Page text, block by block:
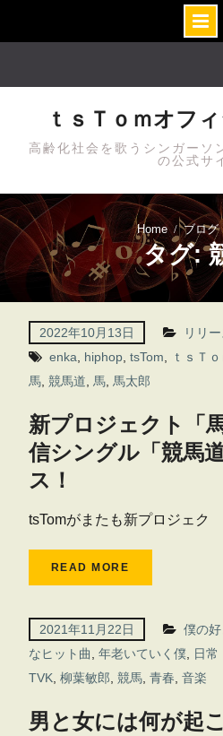
ｔｓＴｏｍオフ
高齢化社会を歌うシンガーソ
の公式サ
Home ブログ
タグ:
2022年10月13日 リリ
enka
hiphop, tsTom ｔｓＴｏ
馬, 競馬道 馬, 馬太郎
新プロジェクト「
信シングル「競馬
ス！
tsTomがまたも新プロジェク
READ MORE
2021年11月22日 僕の
なヒット曲
年老いていく僕, 日常
TVK, 柳葉敏郎 競馬, 青春 音楽
男と女には何が起